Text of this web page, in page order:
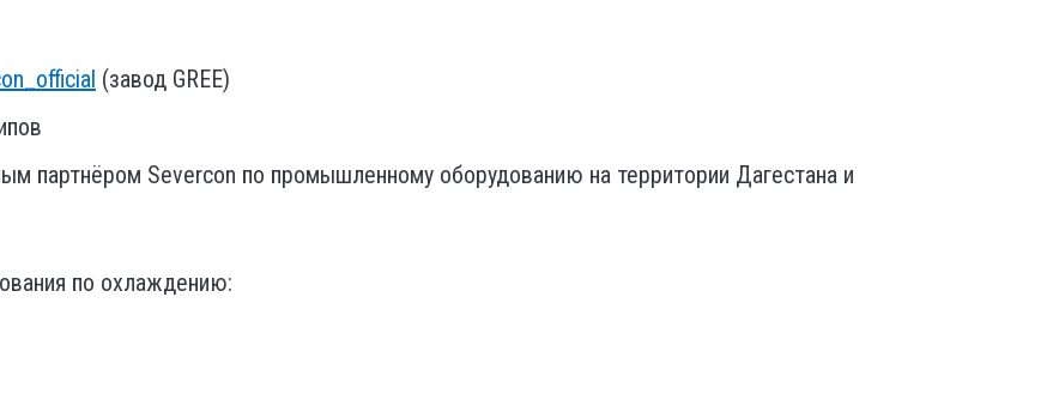
(завод GREE)
партнёром Severcon по промышленному оборудованию на территории Дагестана и
по охлаждению: